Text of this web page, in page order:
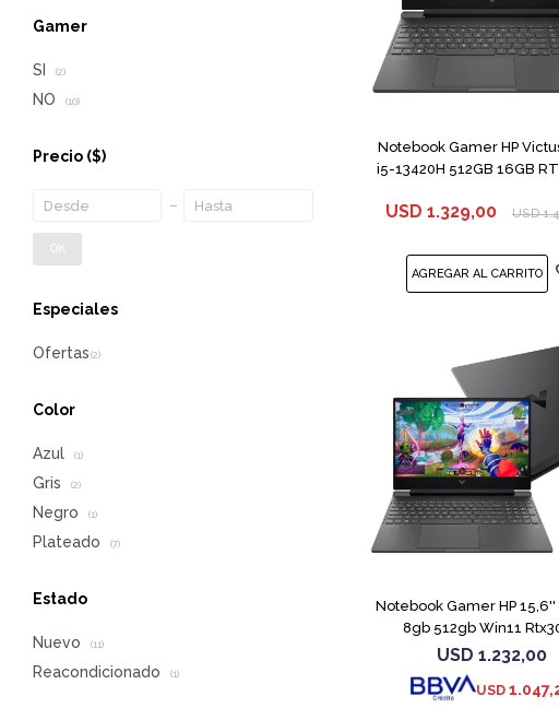
Notebook Gamer HP
i5-13420H 512GB 16GB
USD 1.329,00 USD
Notebook Gamer HP 15,6''
8gb 512gb Win11
USD 1.232,00
USD
COMPARAR
Precio ($)
OK
Especiales
Gamer
SI (2)
NO (10)
Color
Azul (1)
Gris (2)
Negro (1)
Plateado (7)
Estado
Nuevo (11)
Reacondicionado (1)